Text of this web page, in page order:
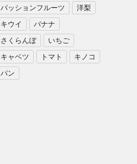
パッションフルーツ
洋梨
キウイ
バナナ
さくらんぼ
いちご
キャベツ
トマト
キノコ
パン